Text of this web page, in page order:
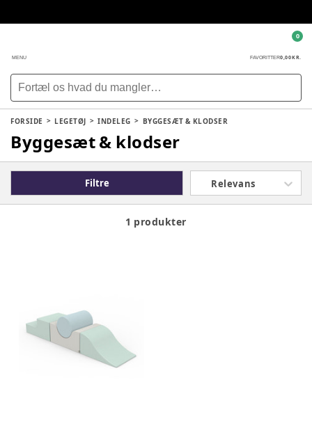
MENU FAVORITTER0,00 KR.
0
FORSIDE LEGETØJ INDELEG BYGGESÆT & KLODSER
Byggesæt & klodser
Filtre Relevans
1 produkter